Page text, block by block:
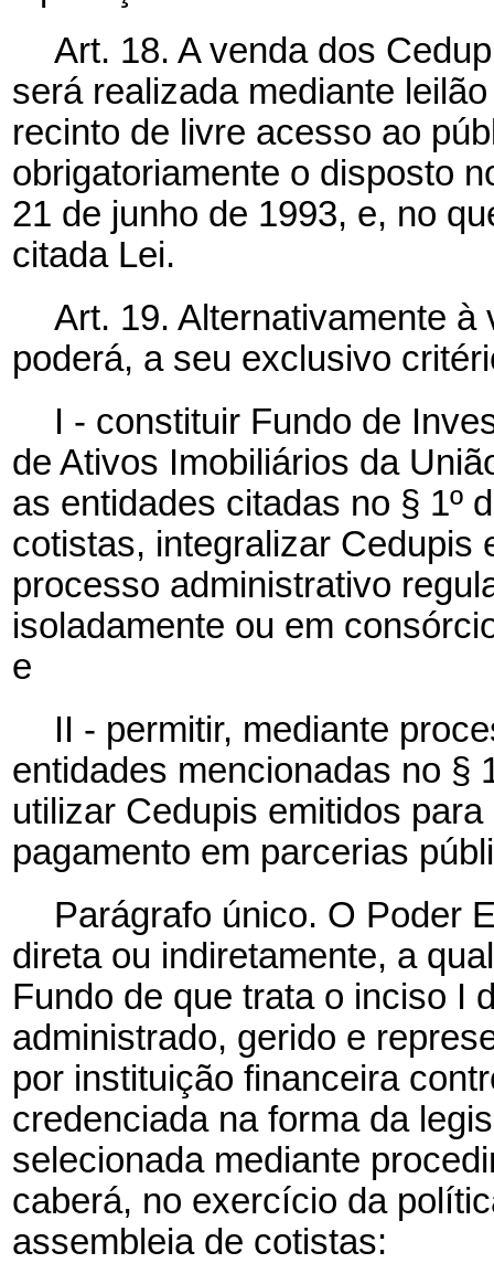
Art. 18. A venda dos
será realizada mediante
recinto de livre acesso ao
obrigatoriamente o disposto
21 de junho de 1993, e, no
citada Lei.
Art. 19. Alternativamente
poderá, a seu exclusivo
I - constituir Fundo de
de Ativos Imobiliários da
as entidades citadas no § 1º
cotistas, integralizar Cedupis
processo administrativo
isoladamente ou em
e
II - permitir, mediante
entidades mencionadas no §
utilizar Cedupis emitidos
pagamento em parcerias
Parágrafo único. O Poder
direta ou indiretamente, a
Fundo de que trata o inciso I
administrado, gerido e
por instituição financeira
credenciada na forma da
selecionada mediante
caberá, no exercício da
assembleia de cotistas: